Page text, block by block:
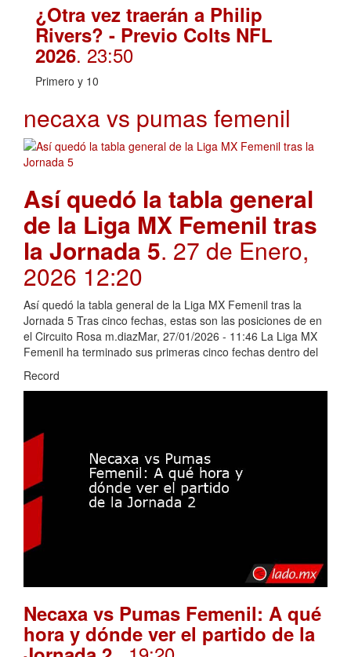
¿Otra vez traerán a Philip
Rivers? - Previo Colts NFL
2026. 23:50
Primero y 10
necaxa vs pumas femenil
Así quedó la tabla general
de la Liga MX Femenil tras
la Jornada 5. 27 de Enero,
2026 12:20
Así quedó la tabla general de la Liga MX Femenil tras la
Jornada 5 Tras cinco fechas, estas son las posiciones de en
el Circuito Rosa m.diazMar, 27/01/2026 - 11:46 La Liga MX
Femenil ha terminado sus primeras cinco fechas dentro del
Record
Necaxa vs Pumas Femenil: A qué
hora y dónde ver el partido de la